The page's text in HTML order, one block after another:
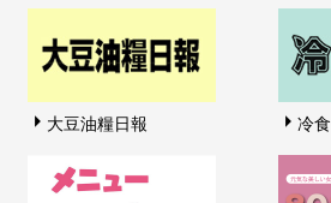
大豆油糧日報 冷